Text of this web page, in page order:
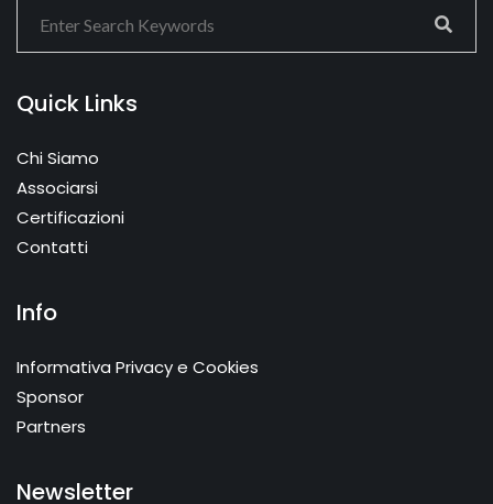
Quick Links
Chi Siamo
Associarsi
Certificazioni
Contatti
Info
Informativa Privacy e Cookies
Sponsor
Partners
Newsletter